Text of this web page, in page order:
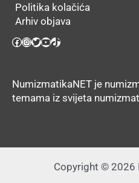
Politika kolačića
Arhiv objava
Facebook
Instagram
Twitter
YouTube
TikTok
NumizmatikaNET je
temama iz svijeta
Copyright © 2026